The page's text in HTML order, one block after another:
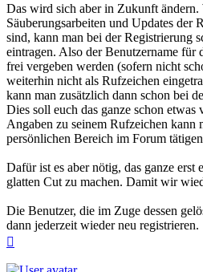
Das wird sich aber in Zukunft ändern.
Säuberungsarbeiten und Updates der
sind, kann man bei der Registrierung
eintragen. Also der Benutzername für
frei vergeben werden (sofern nicht
weiterhin nicht als Rufzeichen
kann man zusätzlich dann schon bei
Dies soll euch das ganze schon etwas
Angaben zu seinem Rufzeichen kann
persönlichen Bereich im Forum
Dafür ist es aber nötig, das ganze erst
glatten Cut zu machen. Damit wir
Die Benutzer, die im Zuge dessen
dann jederzeit wieder neu registrieren.